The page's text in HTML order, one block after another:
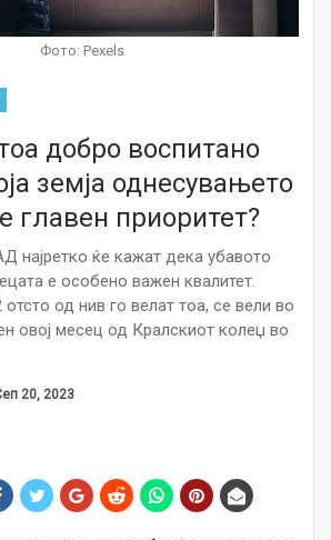
Фото: Pexels
добро воспитано
земја однесувањето
главен приоритет?
најретко ќе кажат дека убавото
е особено важен квалитет.
од нив го велат тоа, се вели во
овој месец од Кралскиот колеџ во
20, 2023